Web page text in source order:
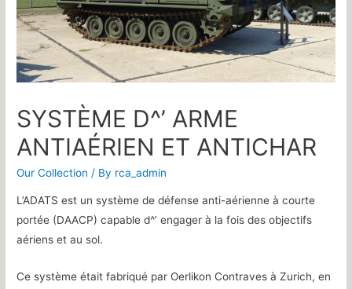
SYSTÈME D^’ ARME
ANTIAÉRIEN ET ANTICHAR
Our Collection / By rca_admin
L’ADATS est un système de défense anti-aérienne à courte
portée (DAACP) capable d^’ engager à la fois des objectifs
aériens et au sol.
Ce système était fabriqué par Oerlikon Contraves à Zurich, en